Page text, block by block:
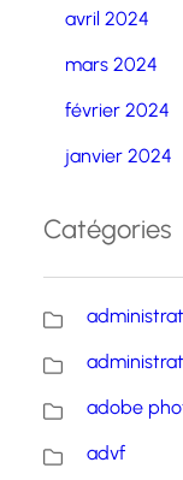
avril 2024
mars 2024
février 2024
janvier 2024
Catégories
adobe
advf